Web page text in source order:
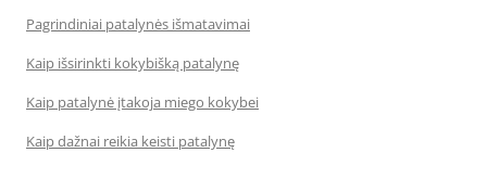
Pagrindiniai patalynės išmatavimai
Kaip išsirinkti kokybišką patalynę
Kaip patalynė įtakoja miego kokybei
Kaip dažnai reikia keisti patalynę